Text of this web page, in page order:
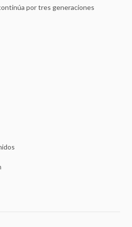
por tres generaciones